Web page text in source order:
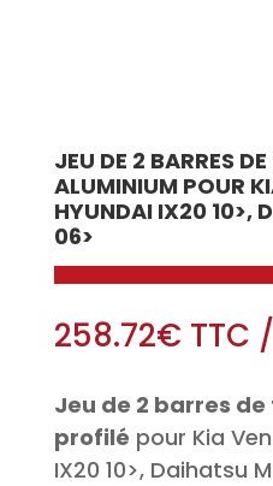
JEU DE 2 BARRES
ALUMINIUM POUR
HYUNDAI IX20 10>,
06>
258.72€TTC /
Jeu de 2 barres
profilé pour Kia
IX20 10>, Daihatsu